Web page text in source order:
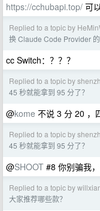
https://cchubapi.top/ 可
Replied to a topic by
换 Claude Code Provider
cc Switch：？？？
Replied to a topic by
45 秒就能拿到 95 分了？
@kome 不说 3 分 20 ，
Replied to a topic by
45 秒就能拿到 95 分了？
@SHOOT #8 你别骗我
Replied to a topic by
大家推荐哪些款？